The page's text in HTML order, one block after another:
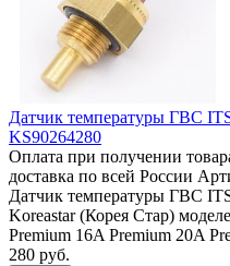
Датчик температуры ГВС
KS90264280
Оплата при получении
доставка по всей России
Датчик температуры ГВС
Koreastar (Корея Стар)
Premium 16A Premium 20A
280 руб.